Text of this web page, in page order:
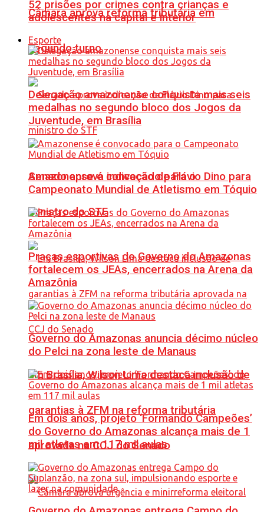
Câmara aprova reforma tributária em
segundo turno
Senado aprova indicação de Flávio Dino para
ministro do STF
Em Brasília, Wilson Lima destaca inclusão de
garantias à ZFM na reforma tributária
aprovada na CCJ do Senado
52 prisões por crimes contra crianças e
adolescentes na capital e interior
Esporte
Delegação amazonense conquista mais seis
medalhas no segundo bloco dos Jogos da
Juventude, em Brasília
Amazonense é convocado para o
Campeonato Mundial de Atletismo em Tóquio
Praças esportivas do Governo do Amazonas
fortalecem os JEAs, encerrados na Arena da
Amazônia
Governo do Amazonas anuncia décimo núcleo
do Pelci na zona leste de Manaus
Em dois anos, projeto ‘Formando Campeões’
do Governo do Amazonas alcança mais de 1
mil atletas em 117 mil aulas